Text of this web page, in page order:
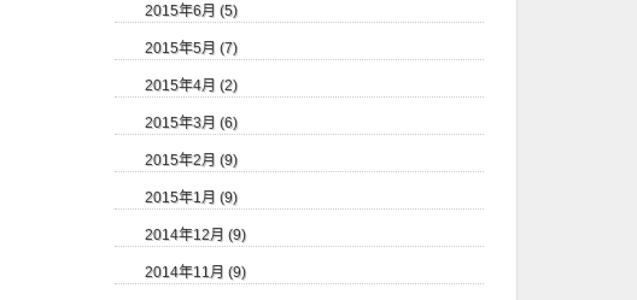
2015年6月 (5)
2015年5月 (7)
2015年4月 (2)
2015年3月 (6)
2015年2月 (9)
2015年1月 (9)
2014年12月 (9)
2014年11月 (9)